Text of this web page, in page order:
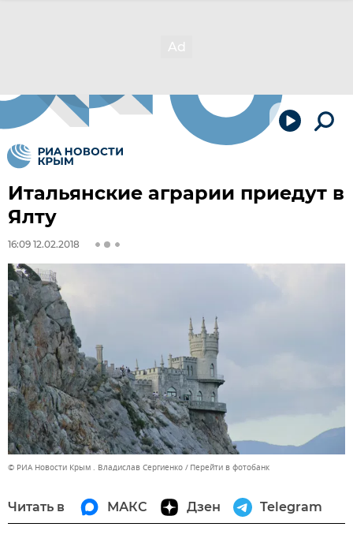
Итальянские аграрии приедут в
Ялту
16:09 12.02.2018
© РИА Новости Крым . Владислав Сергиенко Перейти в фотобанк
Читать в МАКС Дзен Telegram